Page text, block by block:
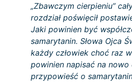
„Zbawczym cierpieniu”
rozdział poświęcił
Jaki powinien być
samarytanin. Słowa Ojca
każdy człowiek choć raz
powinien napisać na nowo
przypowieść o